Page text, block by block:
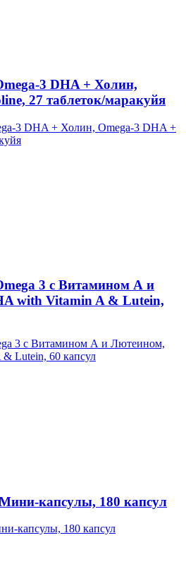
3 DHA + Холин,
27 таблеток/маракуйя
3 с Витамином А и
with Vitamin A & Lutein,
капсулы, 180 капсул